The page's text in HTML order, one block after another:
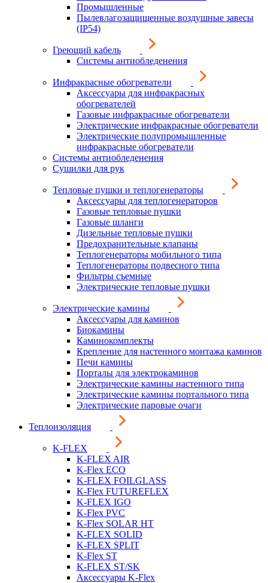
Промышленные
Пылевлагозащищенные воздушные завесы
(IP54)
Греющий кабель
Системы антиобледенения
Инфракрасные обогреватели
Аксессуары для инфракрасных
обогревателей
Газовые инфракрасные обогреватели
Электрические инфракрасные обогреватели
Электрические полупромышленные
инфракрасные обогреватели
Системы антиобледенения
Сушилки для рук
Тепловые пушки и теплогенераторы
Аксессуары для теплогенераторов
Газовые тепловые пушки
Газовые шланги
Дизельные тепловые пушки
Предохранительные клапаны
Теплогенераторы мобильного типа
Теплогенераторы подвесного типа
Фильтры съемные
Электрические тепловые пушки
Электрические камины
Аксессуары для каминов
Биокамины
Каминокомплекты
Крепление для настенного монтажа каминов
Печи камины
Порталы для электрокаминов
Электрические камины настенного типа
Электрические камины портального типа
Электрические паровые очаги
Теплоизоляция
K-FLEX
K-FLEX AIR
K-Flex ECO
K-FLEX FOILGLASS
K-Flex FUTUREFLEX
K-FLEX IGO
K-Flex PVC
K-Flex SOLAR HT
K-FLEX SOLID
K-FLEX SPLIT
K-Flex ST
K-FLEX ST/SK
Аксессуары K-Flex